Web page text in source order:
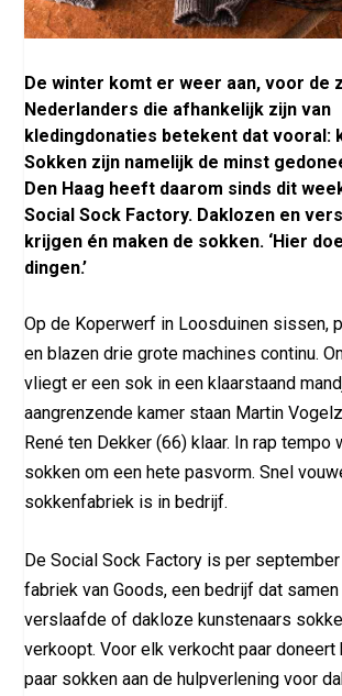
De winter komt er weer aan, voor de
Nederlanders die afhankelijk zijn van
kledingdonaties betekent dat vooral:
Sokken zijn namelijk de minst
Den Haag heeft daarom sinds dit
Social Sock Factory. Daklozen en
krijgen én maken de sokken. ‘Hier
dingen.’
Op de Koperwerf in Loosduinen sissen,
en blazen drie grote machines continu.
vliegt er een sok in een klaarstaand
aangrenzende kamer staan Martin
René ten Dekker (66) klaar. In rap tempo
sokken om een hete pasvorm. Snel
sokkenfabriek is in bedrijf.
De Social Sock Factory is per
fabriek van Goods, een bedrijf dat
verslaafde of dakloze kunstenaars
verkoopt. Voor elk verkocht paar
paar sokken aan de hulpverlening voor